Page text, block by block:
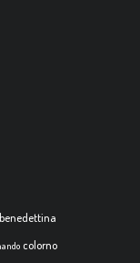
colorno